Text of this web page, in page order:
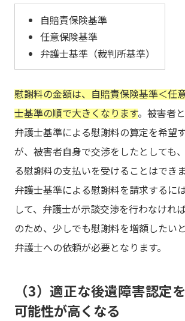
自賠責保険基準
任意保険基準
弁護士基準（裁判所基準）
慰謝料の金額は、自賠責保険基準＜任
士基準の順で大きくなります。被害者
弁護士基準による慰謝料の算定を希望
が、被害者自身で交渉をしたとしても
る慰謝料の支払いを受けることはできま
弁護士基準による慰謝料を請求するに
して、弁護士が示談交渉を行わなけれ
のため、少しでも慰謝料を増額したい
弁護士への依頼が必要となります。
（3）適正な後遺障害認定
可能性が高くなる